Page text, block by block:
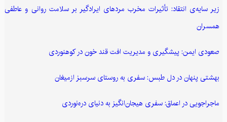
زیر سایه‌ی انتقاد: تأثیرات مخرب مردهای ایرادگیر بر سلامت روانی و عاطفی
همسران
صعودی ایمن: پیشگیری و مدیریت افت قند خون در کوهنوردی
بهشتی پنهان در دل طبس: سفری به روستای سرسبز ازمیغان
ماجراجویی در اعماق: سفری هیجان‌انگیز به دنیای دره‌نوردی